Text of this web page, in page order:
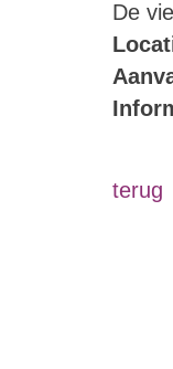
De
terug